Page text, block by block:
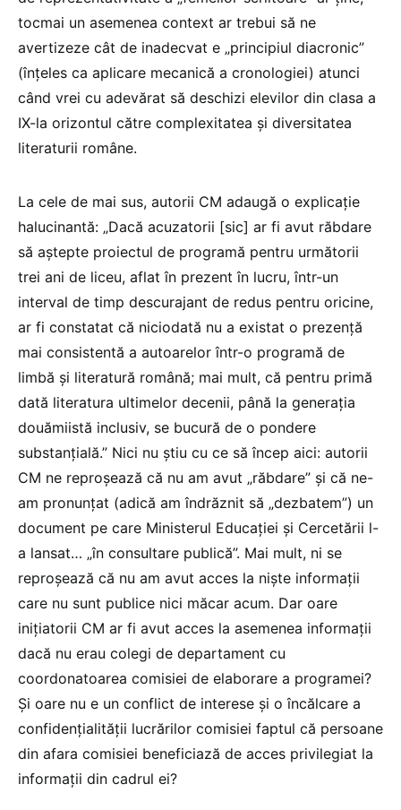
tocmai un asemenea context ar trebui să ne
avertizeze cât de inadecvat e „principiul diacronic”
(înțeles ca aplicare mecanică a cronologiei) atunci
când vrei cu adevărat să deschizi elevilor din clasa a
IX-la orizontul către complexitatea și diversitatea
literaturii române.
La cele de mai sus, autorii CM adaugă o explicație
halucinantă: „Dacă acuzatorii [sic] ar fi avut răbdare
să aștepte proiectul de programă pentru următorii
trei ani de liceu, aflat în prezent în lucru, într-un
interval de timp descurajant de redus pentru oricine,
ar fi constatat că niciodată nu a existat o prezență
mai consistentă a autoarelor într-o programă de
limbă și literatură română; mai mult, că pentru primă
dată literatura ultimelor decenii, până la generația
douămiistă inclusiv, se bucură de o pondere
substanțială.” Nici nu știu cu ce să încep aici: autorii
CM ne reproșează că nu am avut „răbdare” și că ne-
am pronunțat (adică am îndrăznit să „dezbatem”) un
document pe care Ministerul Educației și Cercetării l-
a lansat… „în consultare publică”. Mai mult, ni se
reproșează că nu am avut acces la niște informații
care nu sunt publice nici măcar acum. Dar oare
inițiatorii CM ar fi avut acces la asemenea informații
dacă nu erau colegi de departament cu
coordonatoarea comisiei de elaborare a programei?
Și oare nu e un conflict de interese și o încălcare a
confidențialității lucrărilor comisiei faptul că persoane
din afara comisiei beneficiază de acces privilegiat la
informații din cadrul ei?